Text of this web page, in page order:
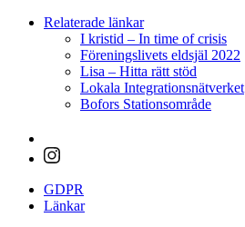
Relaterade länkar
I kristid – In time of crisis
Föreningslivets eldsjäl 2022
Lisa – Hitta rätt stöd
Lokala Integrationsnätverket
Bofors Stationsområde
GDPR
Länkar